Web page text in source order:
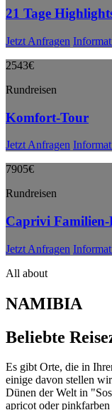
21 Tage
Jetzt Anfragen
2543€
Rundreisen
Komfort-Tour
Jetzt Anfragen
7905€
Rundreisen
Caprivi Familien-
Jetzt Anfragen
All about
NAMIBIA
Beliebte
Es gibt Orte, die in
einige davon stellen
Dünen der Welt in
apricot oder